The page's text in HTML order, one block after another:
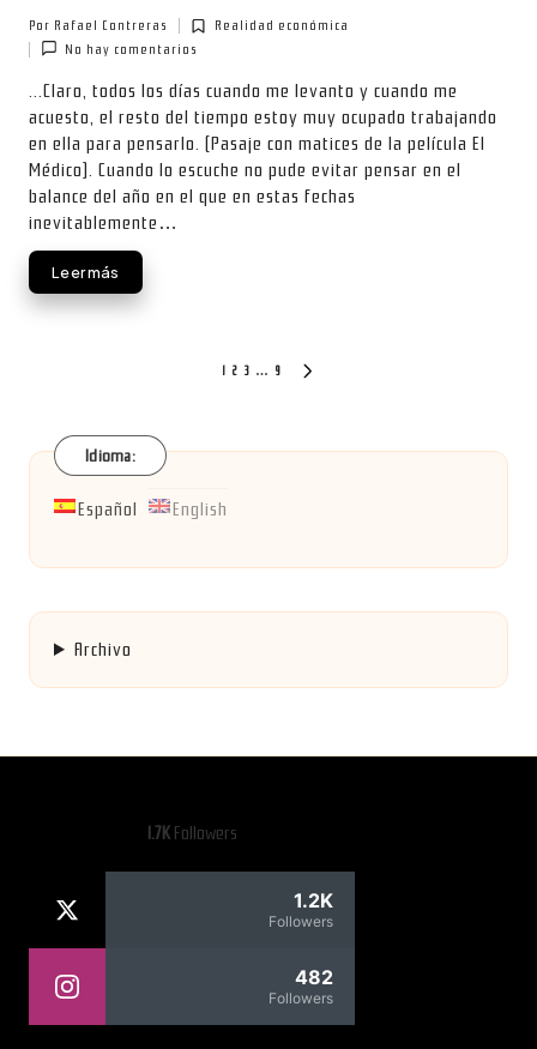
por
Por Rafael Contreras
Publicada
Realidad económica
No hay comentarios
...Claro, todos los días cuando me levanto y cuando me
acuesto, el resto del tiempo estoy muy ocupado trabajando
en ella para pensarlo. (Pasaje con matices de la película El
Médico). Cuando lo escuche no pude evitar pensar en el
balance del año en el que en estas fechas
inevitablemente…
Leer más
entradas
2 3 … 9
Idioma:
Español English
Archivo
1.7KFollowers
1.2K
Followers
482
Followers